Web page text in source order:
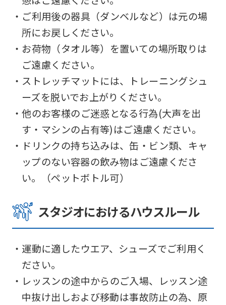
・ご利用後の器具（ダンベルなど）は元の場
所にお戻しください。
・お荷物（タオル等）を置いての場所取りは
ご遠慮ください。
・ストレッチマットには、トレーニングシュ
ーズを脱いでお上がりください。
・他のお客様のご迷惑となる行為(大声を出
す・マシンの占有等)はご遠慮ください。
・ドリンクの持ち込みは、缶・ビン類、キャ
ップのない容器の飲み物はご遠慮くださ
い。（ペットボトル可）
スタジオにおけるハウスルール
・運動に適したウエア、シューズでご利用く
ださい。
・レッスンの途中からのご入場、レッスン途
中抜け出しおよび移動は事故防止の為、原
be
accurate
The
translation
may
differ
from
the
original
We
ask
that
fully
understand